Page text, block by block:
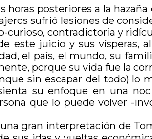
posteriores a la
sufrió lesiones de
contradictoria y
este juicio y sus vísperas,
el país, el mundo, su
porque su vida fue la
sin escapar del todo)
su enfoque en una
que lo puede volver -
gran interpretación de